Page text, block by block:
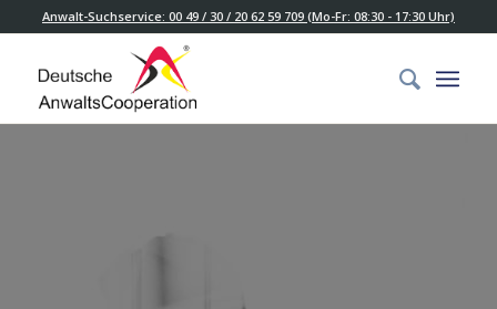
Anwalt-Suchservice: 00 49 / 30 / 20 62 59 709 (Mo-Fr: 08:30 - 17:30 Uhr)